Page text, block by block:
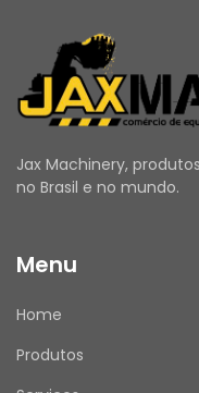
Jax Machinery,
no Brasil e no mundo.
Menu
Home
Produtos